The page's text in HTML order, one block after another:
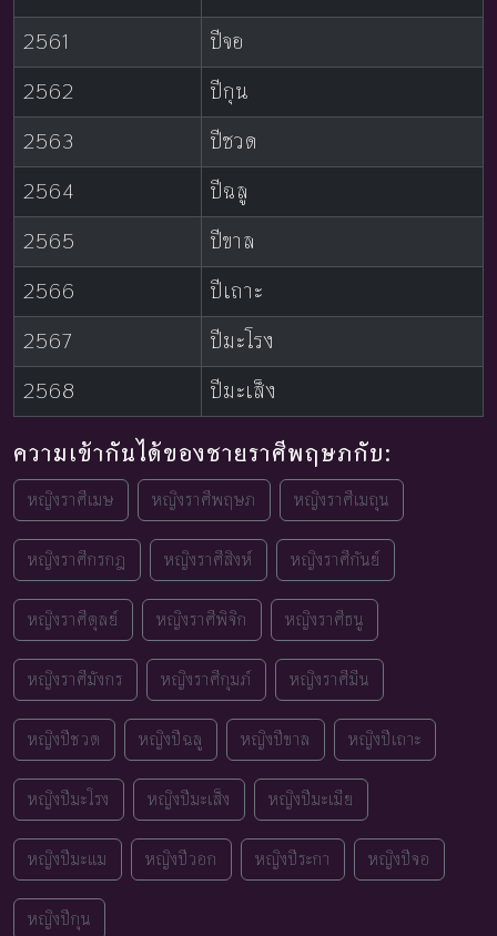
2561
ปีจอ
2562
ปีกุน
2563
ปีชวด
2564
ปีฉลู
2565
ปีขาล
2566
ปีเถาะ
2567
ปีมะโรง
2568
ปีมะเส็ง
ความเข้ากันได้ของชายราศีพฤษภกับ:
หญิงราศีเมษ หญิงราศีพฤษภ หญิงราศีเมถุน
หญิงราศีกรกฎ หญิงราศีสิงห์ หญิงราศีกันย์
หญิงราศีตุลย์ หญิงราศีพิจิก หญิงราศีธนู
หญิงราศีมังกร หญิงราศีกุมภ์ หญิงราศีมีน
หญิงปีชวด หญิงปีฉลู หญิงปีขาล หญิงปีเถาะ
หญิงปีมะโรง หญิงปีมะเส็ง หญิงปีมะเมีย
หญิงปีมะแม หญิงปีวอก หญิงปีระกา หญิงปีจอ
หญิงปีกุน